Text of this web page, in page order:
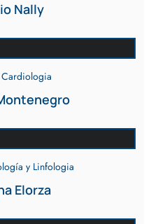
Nally
Cardiologia
y Linfologia
Elorza